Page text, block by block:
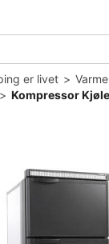
er livet>
Kompressor